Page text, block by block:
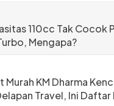
110cc Tak Cocok
Mengapa?
Murah KM Dharma
Travel, Ini Daftar